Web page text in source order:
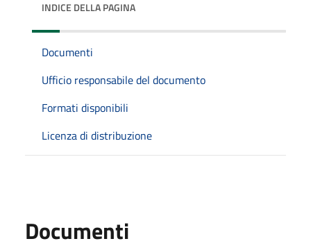
INDICE DELLA PAGINA
Documenti
Ufficio responsabile del documento
Formati disponibili
Licenza di distribuzione
Documenti